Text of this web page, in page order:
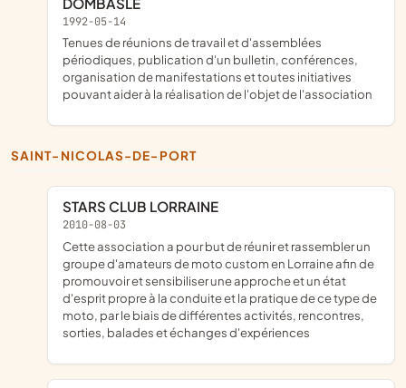
1992-05-14
tenues de réunions de travail et d'assemblées
périodiques, publication d'un bulletin, conférences,
organisation de manifestations et toutes initiatives
pouvant aider à la réalisation de l'objet de l'association
SAINT-NICOLAS-DE-PORT
STARS CLUB LORRAINE
2010-08-03
cette association a pour but de réunir et rassembler un
groupe d'amateurs de moto custom en Lorraine afin de
promouvoir et sensibiliser une approche et un état
d'esprit propre à la conduite et la pratique de ce type de
moto, par le biais de différentes activités, rencontres,
sorties, balades et échanges d'expériences